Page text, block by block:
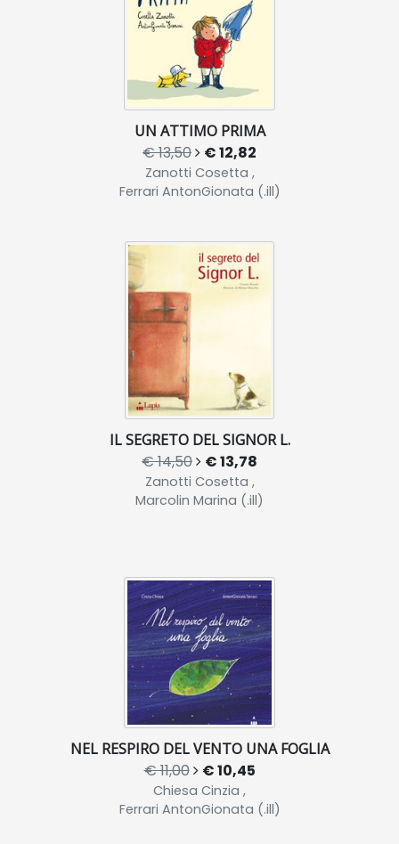
UN ATTIMO PRIMA
€ 13,50 € 12,82
Zanotti Cosetta ,
Ferrari AntonGionata (.ill)
IL SEGRETO DEL SIGNOR L.
€ 14,50 € 13,78
Zanotti Cosetta ,
Marcolin Marina (.ill)
NEL RESPIRO DEL VENTO UNA FOGLIA
€ 11,00 € 10,45
Chiesa Cinzia ,
Ferrari AntonGionata (.ill)